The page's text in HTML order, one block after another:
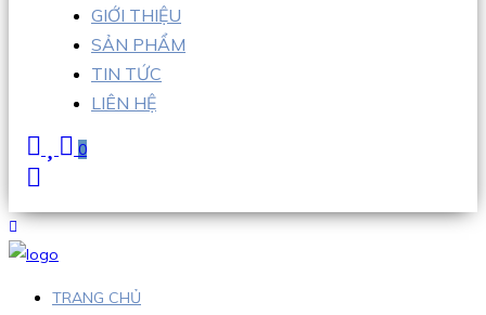
GIỚI THIỆU
SẢN PHẨM
TIN TỨC
LIÊN HỆ
0
TRANG CHỦ